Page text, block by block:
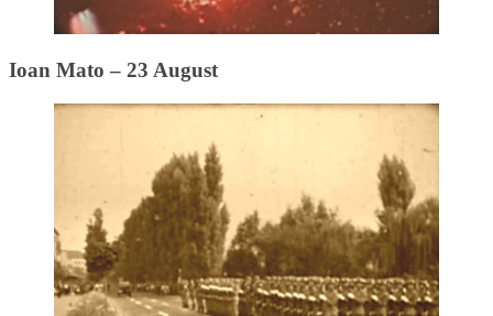
Ioan Mato – 23 August